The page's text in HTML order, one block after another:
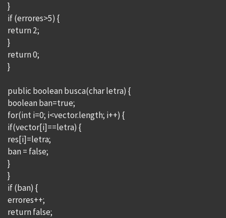
}
if (errores>5) {
return 2;
}
return 0;
}
public boolean busca(char letra) {
boolean ban=true;
for(int i=0; i<vector.length; i++) {
if(vector[i]==letra) {
res[i]=letra;
ban = false;
}
}
if (ban) {
errores++;
return false;